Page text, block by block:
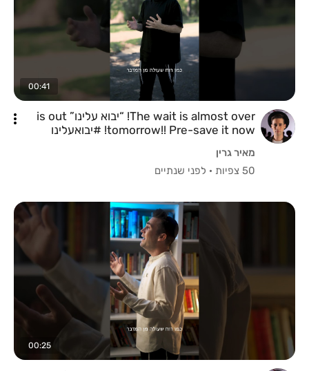
00:41
The wait is almost over! “יבוא עלינו” is out
tomorrow!! Pre-save it now! #יבואעלינו
מאיר גרין
50 צפיות
· לפני שנתיים
00:25